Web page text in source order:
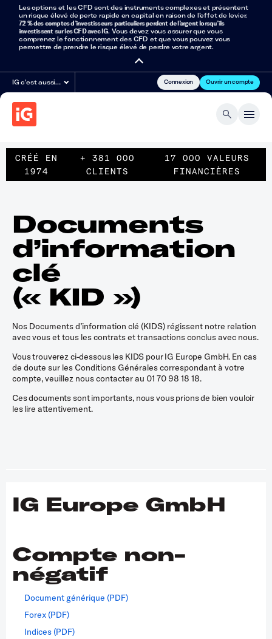
Les options et les CFD sont des instruments complexes et présentent
un risque élevé de perte rapide en capital en raison de l’effet de levier.
72 % des comptes d’investisseurs particuliers perdent de l’argent lorsqu’ils
investissent sur les CFD avec IG. Vous devez vous assurer que vous
comprenez le fonctionnement des CFD et que vous pouvez vous
permettre de prendre le risque élevé de perdre votre argent.
IG c'est aussi… Connexion Ouvrir un compte
CRÉÉ EN
1974
+ 381 000
CLIENTS
17 000 VALEURS
FINANCIÈRES
Documents
d’information
clé
(« KID »)
Nos Documents d’information clé (KIDS) régissent notre relation
avec vous et tous les contrats et transactions conclus avec nous.
Vous trouverez ci-dessous les KIDS pour IG Europe GmbH. En cas
de doute sur les Conditions Générales correspondant à votre
compte, veuillez nous contacter au 01 70 98 18 18.
Ces documents sont importants, nous vous prions de bien vouloir
les lire attentivement.
IG Europe GmbH
Compte non-
négatif
Document générique (PDF)
Forex (PDF)
Indices (PDF)